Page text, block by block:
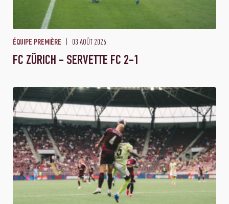
ÉQUIPE PREMIÈRE 03 AOÛT 2026
FC ZÜRICH - SERVETTE FC 2-1